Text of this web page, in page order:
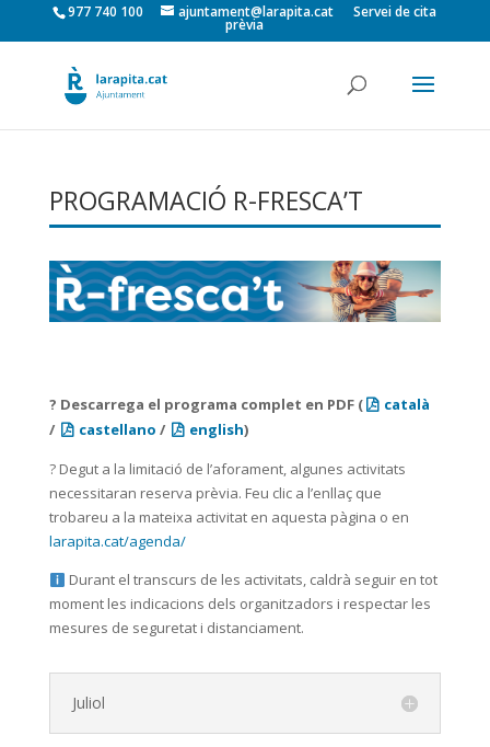
977 740 100 ajuntament@larapita.cat Servei de cita
prèvia
PROGRAMACIÓ R-FRESCA’T
? Descarrega el programa complet en PDF (
català
/
castellano / english)
? Degut a la limitació de l’aforament, algunes activitats
necessitaran reserva prèvia. Feu clic a l’enllaç que
trobareu a la mateixa activitat en aquesta pàgina o en
larapita.cat/agenda/
Durant el transcurs de les activitats, caldrà seguir en tot
moment les indicacions dels organitzadors i respectar les
mesures de seguretat i distanciament.
Juliol